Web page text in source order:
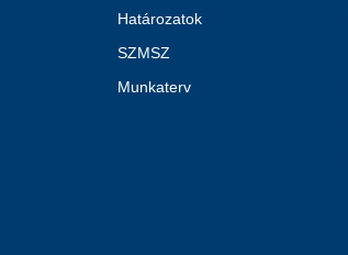
Határozatok
SZMSZ
Munkaterv